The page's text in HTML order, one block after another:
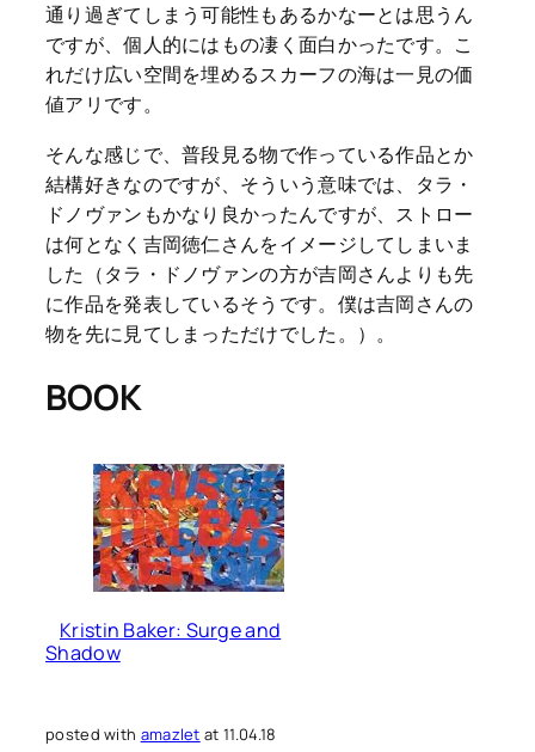
通り過ぎてしまう可能性もあるかなーとは思うん
ですが、個人的にはもの凄く面白かったです。こ
れだけ広い空間を埋めるスカーフの海は一見の価
値アリです。
そんな感じで、普段見る物で作っている作品とか
結構好きなのですが、そういう意味では、タラ・
ドノヴァンもかなり良かったんですが、ストロー
は何となく吉岡徳仁さんをイメージしてしまいま
した（タラ・ドノヴァンの方が吉岡さんよりも先
に作品を発表しているそうです。僕は吉岡さんの
物を先に見てしまっただけでした。）。
BOOK
Kristin Baker: Surge and
Shadow
posted with amazlet at 11.04.18